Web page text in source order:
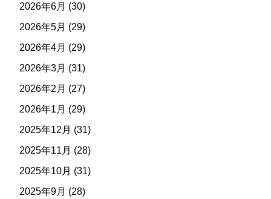
2026年6月 (30)
2026年5月 (29)
2026年4月 (29)
2026年3月 (31)
2026年2月 (27)
2026年1月 (29)
2025年12月 (31)
2025年11月 (28)
2025年10月 (31)
2025年9月 (28)